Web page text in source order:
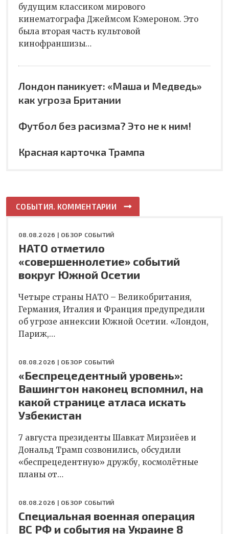
будущим классиком мирового
кинематографа Джеймсом Кэмероном. Это
была вторая часть культовой
кинофраншизы…
Лондон паникует: «Маша и Медведь»
как угроза Британии
Футбол без расизма? Это не к ним!
Красная карточка Трампа
СОБЫТИЯ. КОММЕНТАРИИ
08.08.2026 | ОБЗОР СОБЫТИЙ
НАТО отметило
«совершеннолетие» событий
вокруг Южной Осетии
Четыре страны НАТО – Великобритания,
Германия, Италия и Франция предупредили
об угрозе аннексии Южной Осетии. «Лондон,
Париж,…
08.08.2026 | ОБЗОР СОБЫТИЙ
«Беспрецедентный уровень»:
Вашингтон наконец вспомнил, на
какой странице атласа искать
Узбекистан
7 августа президенты Шавкат Мирзиёев и
Дональд Трамп созвонились, обсудили
«беспрецедентную» дружбу, космолётные
планы от…
08.08.2026 | ОБЗОР СОБЫТИЙ
Специальная военная операция
ВС РФ и события на Украине 8